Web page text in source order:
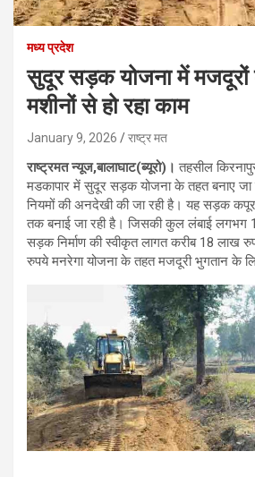
मध्य प्रदेश
सुदूर सड़क योजना में
मशीनों से हो रहा काम
January 9, 2026 राष्ट्र मत
राष्ट्रमत न्यूज,बालाघाट(ब्यूरो)।तहसील
मडकापार में सुदूर सड़क योजना के तहत बनाए जा
नियमों की अनदेखी की जा रही है। यह सड़क
तक बनाई जा रही है। जिसकी कुल लंबाई लगभग
सड़क निर्माण की स्वीकृत लागत करीब 18 लाख
रुपये मनरेगा योजना के तहत मजदूरी भुगतान के लिए